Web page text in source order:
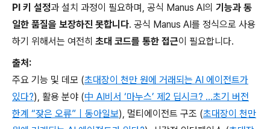
PI 키 설정과 설치 과정이 필요하며, 공식 Manus AI의 기능과 동
일한 품질을 보장하진 못합니다. 공식 Manus AI를 정식으로 사용
하기 위해서는 여전히 초대 코드를 통한 접근이 필요합니다.
출처:
주요 기능 및 데모 (초대장이 천만 원에 거래되는 AI 에이전트가
있다?), 활용 분야 (中 AI비서 ‘마누스’ 제2 딥시크? …초기 버전
한계 “잦은 오류”｜동아일보), 멀티에이전트 구조 (초대장이 천만